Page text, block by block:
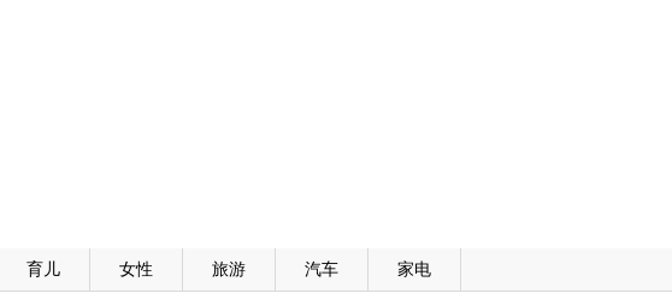
育儿 女性 旅游 汽车 家电